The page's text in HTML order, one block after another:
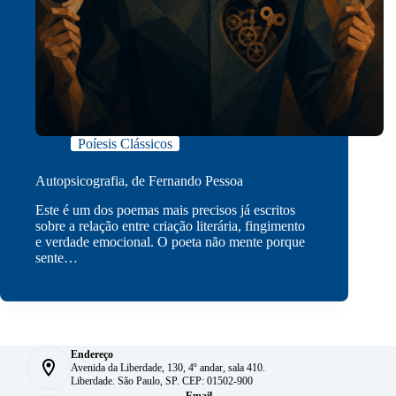
Poíesis Clássicos
Autopsicografia, de Fernando Pessoa
Este é um dos poemas mais precisos já escritos
sobre a relação entre criação literária, fingimento
e verdade emocional. O poeta não mente porque
sente…
Endereço
Avenida da Liberdade, 130, 4º andar, sala 410.
Liberdade. São Paulo, SP. CEP: 01502-900